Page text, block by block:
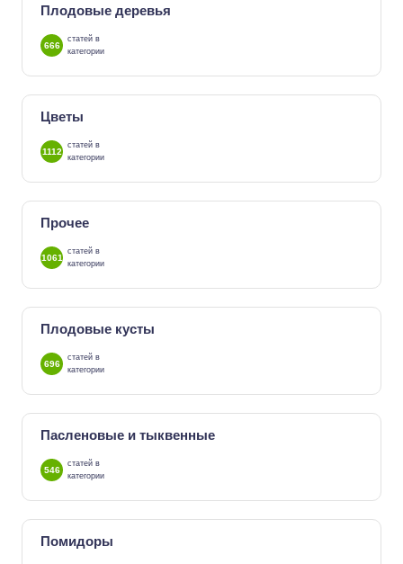
Плодовые деревья
666
статей в
категории
Цветы
1112
статей в
категории
Прочее
1061
статей в
категории
Плодовые кусты
696
статей в
категории
Пасленовые и тыквенные
546
статей в
категории
Помидоры